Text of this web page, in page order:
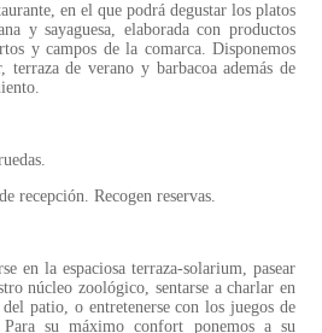
en el que podrá degustar los platos
y sayaguesa, elaborada con productos
y campos de la comarca. Disponemos
terraza de verano y barbacoa además de
recepción. Recogen reservas.
en la espaciosa terraza-solarium, pasear
núcleo zoológico, sentarse a charlar en
patio, o entretenerse con los juegos de
su máximo confort ponemos a su